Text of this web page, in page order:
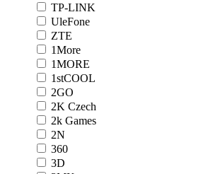
TP-LINK
UleFone
ZTE
1More
1MORE
1stCOOL
2GO
2K Czech
2k Games
2N
360
3D